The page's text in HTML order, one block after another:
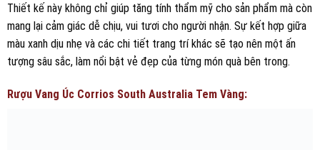
Thiết kế này không chỉ giúp tăng tính thẩm mỹ cho sản phẩm mà còn
mang lại cảm giác dễ chịu, vui tươi cho người nhận. Sự kết hợp giữa
màu xanh dịu nhẹ và các chi tiết trang trí khác sẽ tạo nên một ấn
tượng sâu sắc, làm nổi bật vẻ đẹp của từng món quà bên trong.
Rượu Vang Úc Corrios South Australia Tem Vàng: